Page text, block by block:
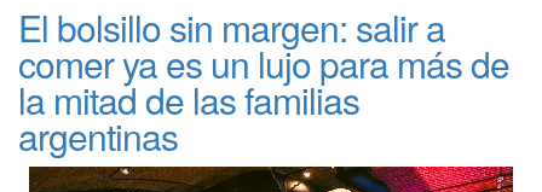
El bolsillo sin margen: salir a
comer ya es un lujo para más de
la mitad de las familias
argentinas